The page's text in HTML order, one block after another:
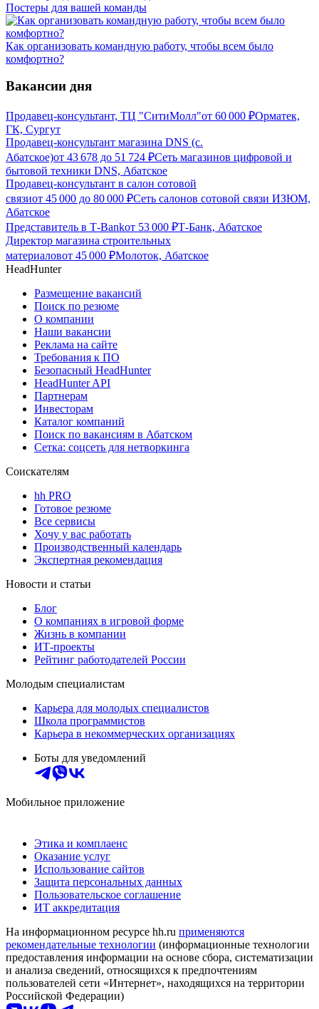
Постеры для вашей команды
Как организовать командную работу, чтобы всем было
комфортно?
Вакансии дня
Продавец-консультант, ТЦ "СитиМолл"от 60 000 ₽Орматек,
ГК, Сургут
Продавец-консультант магазина DNS (с.
Абатское)от 43 678 до 51 724 ₽Сеть магазинов цифровой и
бытовой техники DNS, Абатское
Продавец-консультант в салон сотовой
связиот 45 000 до 80 000 ₽Сеть салонов сотовой связи ИЗЮМ,
Абатское
Представитель в Т-Bankот 53 000 ₽Т-Банк, Абатское
Директор магазина строительных
материаловот 45 000 ₽Молоток, Абатское
HeadHunter
Размещение вакансий
Поиск по резюме
О компании
Наши вакансии
Реклама на сайте
Требования к ПО
Безопасный HeadHunter
HeadHunter API
Партнерам
Инвесторам
Каталог компаний
Поиск по вакансиям в Абатском
Сетка: соцсеть для нетворкинга
Соискателям
hh PRO
Готовое резюме
Все сервисы
Хочу у вас работать
Производственный календарь
Экспертная рекомендация
Новости и статьи
Блог
О компаниях в игровой форме
Жизнь в компании
ИТ-проекты
Рейтинг работодателей России
Молодым специалистам
Карьера для молодых специалистов
Школа программистов
Карьера в некоммерческих организациях
Боты для уведомлений
Мобильное приложение
Этика и комплаенс
Оказание услуг
Использование сайтов
Защита персональных данных
Пользовательское соглашение
ИТ аккредитация
На информационном ресурсе hh.ru применяются
рекомендательные технологии (информационные технологии
предоставления информации на основе сбора, систематизации
и анализа сведений, относящихся к предпочтениям
пользователей сети «Интернет», находящихся на территории
Российской Федерации)